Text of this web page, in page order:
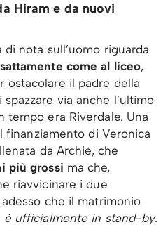
Hiram e da nuovi
di nota sull’uomo riguarda
come al liceo,
ostacolare il padre della
via anche l’ultimo
tempo era Riverdale. Una
finanziamento di Veronica
da Archie, che
più grossi ma che,
riavvicinare i due
che il matrimonio
è ufficialmente in stand-by.